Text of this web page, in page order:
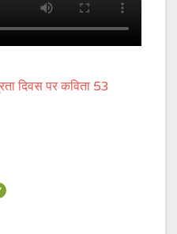
दिवस पर कविता 53